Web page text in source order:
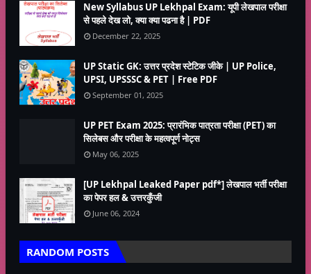
New Syllabus UP Lekhpal Exam: यूपी लेखपाल परीक्षा
से पहले देख लो, क्या क्या पढना है | PDF
December 22, 2025
UP Static GK: उत्तर प्रदेश स्टेटिक जीके | UP Police,
UPSI, UPSSSC & PET | Free PDF
September 01, 2025
UP PET Exam 2025: प्रारंभिक पात्रता परीक्षा (PET) का
सिलेबस और परीक्षा के महत्वपूर्ण नोट्स
May 06, 2025
[UP Lekhpal Leaked Paper pdf*] लेखपाल भर्ती परीक्षा
का पेपर हल & उत्तरकुँजी
June 06, 2024
RANDOM POSTS